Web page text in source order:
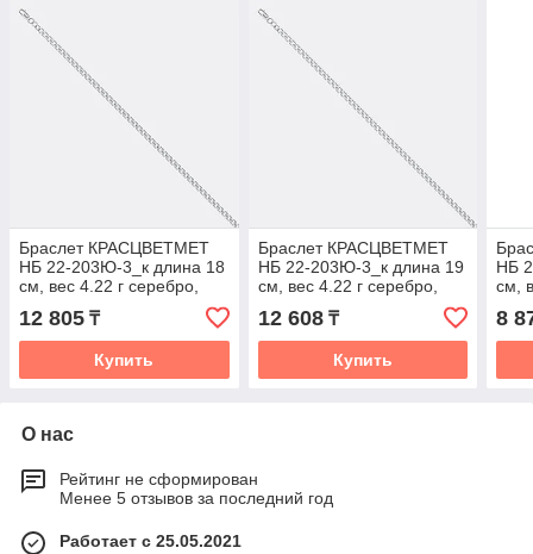
Браслет КРАСЦВЕТМЕТ
НБ 22-203Ю-3_к длина 18
см, вес 4.22 г серебро,
плетение тройной ромб
12 805 ₸
Купить
Браслет КРАСЦВЕТМЕТ
НБ 22-203Ю-3_к длина 19
см, вес 4.22 г серебро,
плетение тройной ромб
12 608₸
Купить
НБ
см,
8
О нас
Рейтинг не сформирован
Менее 5 отзывов за последний год
Работает с 25.05.2021